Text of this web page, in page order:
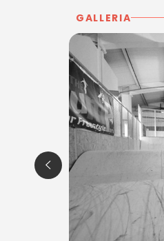
THE JUMP – Indoor
Via Nazionale 133 -
33010 Tavagnacco
Tel. 3292113713
P.IVA 01972810301
Per ulteriori
a
GALLERIA